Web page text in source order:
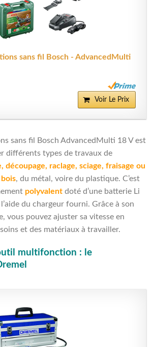
sans fil Bosch - AdvancedMulti
Voir Le Prix
sans fil Bosch AdvancedMulti 18 V est
différents types de travaux de
découpage, raclage, sciage, fraisage ou
, du métal, voire du plastique. C’est
polyvalent doté d’une batterie Li
du chargeur fourni. Grâce à son
vous pouvez ajuster sa vitesse en
et des matériaux à travailler.
multifonction : le